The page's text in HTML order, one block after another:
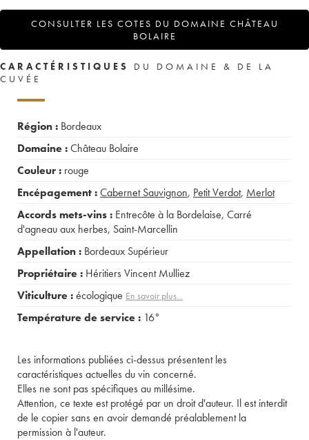
CONSULTER LES COTES DU DOMAINE CHÂTEAU
BOLAIRE
CARACTÉRISTIQUES
DU DOMAINE & DE LA
CUVÉE
Région : Bordeaux
Domaine :Château Bolaire
Couleur : rouge
Encépagement :Cabernet Sauvignon, Petit Verdot, Merlot
Accords mets-vins : Entrecôte à la Bordelaise, Carré
d'agneau aux herbes, Saint-Marcellin
Appellation : Bordeaux Supérieur
Propriétaire : Héritiers Vincent Mulliez
Viticulture :écologique En savoir plus...
Température de service : 16°
Les informations publiées ci-dessus présentent les
caractéristiques actuelles du vin concerné.
Elles ne sont pas spécifiques au millésime.
Attention, ce texte est protégé par un droit d'auteur. Il est interdit
de le copier sans en avoir demandé préalablement la
permission à l'auteur.